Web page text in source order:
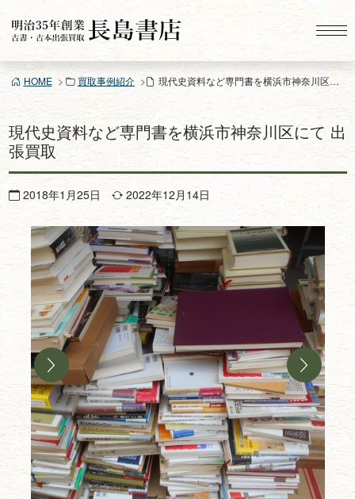
ン
ツ
ス
キ
HOME 買取事例紹介 現代史資料など専門書を横浜市神奈川区にて 出張買取
現代史資料など専門書を横浜市神奈川区にて 出
張買取
2018年1月25日 2022年12月14日